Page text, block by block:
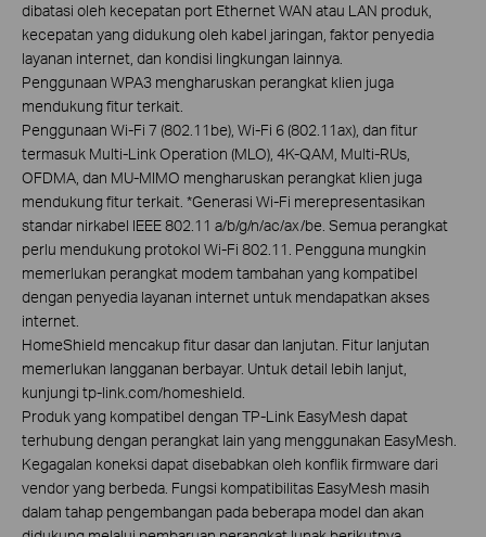
dibatasi oleh kecepatan port Ethernet WAN atau LAN produk,
kecepatan yang didukung oleh kabel jaringan, faktor penyedia
layanan internet, dan kondisi lingkungan lainnya.
Penggunaan WPA3 mengharuskan perangkat klien juga
mendukung fitur terkait.
Penggunaan Wi-Fi 7 (802.11be), Wi-Fi 6 (802.11ax), dan fitur
termasuk Multi-Link Operation (MLO), 4K-QAM, Multi-RUs,
OFDMA, dan MU-MIMO mengharuskan perangkat klien juga
mendukung fitur terkait. *Generasi Wi-Fi merepresentasikan
standar nirkabel IEEE 802.11 a/b/g/n/ac/ax/be. Semua perangkat
perlu mendukung protokol Wi-Fi 802.11. Pengguna mungkin
memerlukan perangkat modem tambahan yang kompatibel
dengan penyedia layanan internet untuk mendapatkan akses
internet.
HomeShield mencakup fitur dasar dan lanjutan. Fitur lanjutan
memerlukan langganan berbayar. Untuk detail lebih lanjut,
kunjungi tp-link.com/homeshield.
Produk yang kompatibel dengan TP-Link EasyMesh dapat
terhubung dengan perangkat lain yang menggunakan EasyMesh.
Kegagalan koneksi dapat disebabkan oleh konflik firmware dari
vendor yang berbeda. Fungsi kompatibilitas EasyMesh masih
dalam tahap pengembangan pada beberapa model dan akan